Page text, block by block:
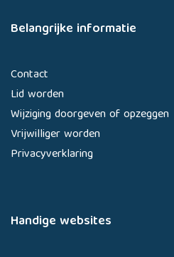
Belangrijke informatie
Contact
Lid worden
Wijziging doorgeven of opzeggen
Vrijwilliger worden
Privacyverklaring
Handige websites